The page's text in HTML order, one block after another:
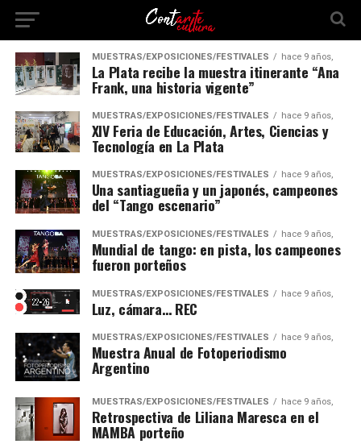
MUESTRAS/EXPOSICIONES/FESTIVALES hace 9 años,
La Plata recibe la muestra itinerante “Ana
Frank, una historia vigente”
MUESTRAS/EXPOSICIONES/FESTIVALES hace 9 años,
XIV Feria de Educación, Artes, Ciencias y
Tecnología en La Plata
MUESTRAS/EXPOSICIONES/FESTIVALES hace 9 años,
Una santiagueña y un japonés, campeones
del “Tango escenario”
MUESTRAS/EXPOSICIONES/FESTIVALES hace 9 años,
Mundial de tango: en pista, los campeones
fueron porteños
MUESTRAS/EXPOSICIONES/FESTIVALES hace 9 años,
Luz, cámara… REC
MUESTRAS/EXPOSICIONES/FESTIVALES hace 9 años,
Muestra Anual de Fotoperiodismo
Argentino
MUESTRAS/EXPOSICIONES/FESTIVALES hace 9 años,
Retrospectiva de Liliana Maresca en el
MAMBA porteño